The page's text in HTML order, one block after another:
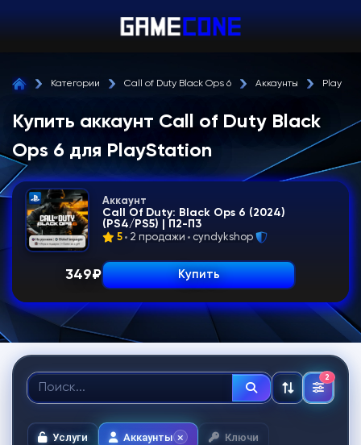
Категории Call of Duty Black Ops 6 Аккаунты
Купить аккаунт Call of Duty Black
Ops 6 для PlayStation
Аккаунт
Call Of Duty: Black Ops 6 (2024)
(PS4/PS5) | П2-П3
5 2 продажи cyndykshop
349₽ Купить
2
Услуги Аккаунты Ключи